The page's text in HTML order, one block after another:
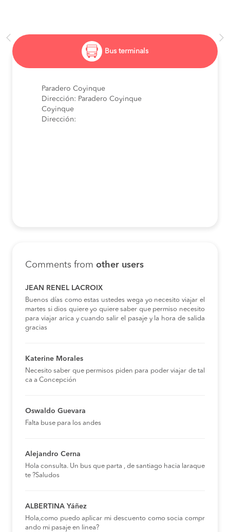
Bus terminals
Paradero Coyinque
Dirección: Paradero Coyinque
Coyinque
Dirección:
Comments from other users
JEAN RENEL LACROIX
Buenos días como estas ustedes wega yo necesito viajar el
martes si dios quiere yo quiere saber que permiso necesito
para viajar arica y cuando salir el pasaje y la hora de salida
gracias
Katerine Morales
Necesito saber que permisos piden para poder viajar de tal
ca a Concepción
Oswaldo Guevara
Falta buse para los andes
Alejandro Cerna
Hola consulta. Un bus que parta , de santiago hacia laraque
te ?Saludos
ALBERTINA Yáñez
Hola,como puedo aplicar mi descuento como socia compr
ando mi pasaje en linea?